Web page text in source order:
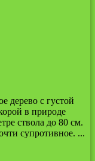
дерево с густой
в природе
ствола до 80 см.
супротивное. ...